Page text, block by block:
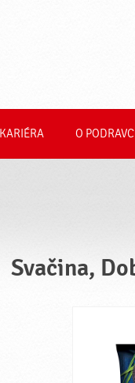
KARIÉRA O
Svačina,